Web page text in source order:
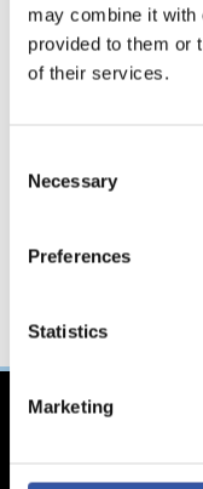
may combine it with
provided to them or
of their services.
Selection
Necessary
Preferences
Statistics
Marketing
ENTRENAMIENTO
Así se